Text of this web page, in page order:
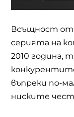
Всъщност от
серията на
2010 година,
въпреки по-
ниските